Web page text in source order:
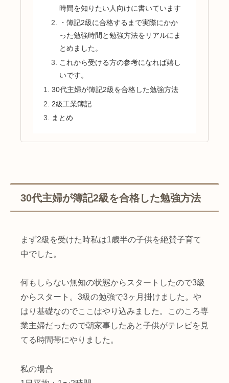
時間を知りたい人向けに書いています
・簿記2級に合格するまで実際にかか
った勉強時間と勉強方法をリアルにま
とめました。
これから受ける方の参考になれば嬉し
いです。
30代主婦が簿記2級を合格した勉強方法
2級工業簿記
まとめ
30代主婦が簿記2級を合格した勉強方法
まず2級を受けた時私は1歳半の子供を絶賛子育て
中でした。
何もしらない無知の状態からスタートしたので3級
からスタート。3級の勉強で3ヶ月掛けました。や
はり基礎なのでここはやり込みました。このころ専
業主婦だったので朝家事したあと子供がテレビを見
てる時間帯にやりました。
私の場合